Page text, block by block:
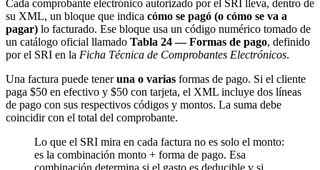
Cada comprobante electrónico autorizado por el SRI lleva, dentro de
su XML, un bloque que indica cómo se pagó (o cómo se va a
pagar) lo facturado. Ese bloque usa un código numérico tomado de
un catálogo oficial llamado Tabla 24 — Formas de pago, definido
por el SRI en la Ficha Técnica de Comprobantes Electrónicos.
Una factura puede teneruna o varias formas de pago. Si el cliente
paga $50 en efectivo y $50 con tarjeta, el XML incluye dos líneas
de pago con sus respectivos códigos y montos. La suma debe
coincidir con el total del comprobante.
Lo que el SRI mira en cada factura no es solo el monto:
es la combinación monto + forma de pago. Esa
combinación determina si el gasto es deducible y si